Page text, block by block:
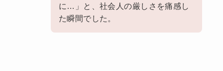
に…」と、社会人の厳しさを痛感し
た瞬間でした。